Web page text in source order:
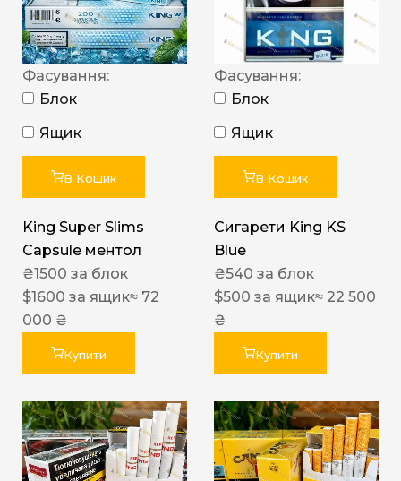
Фасування:
Блок
Ящик
В Кошик
King Super Slims
Capsule ментол
₴1500 за блок
$1600 за ящик≈ 72
000 ₴
Купити
Фасування:
Блок
Ящик
В Кошик
Сигарети King KS
Blue
₴540 за блок
$500 за ящик≈ 22 500
₴
Купити